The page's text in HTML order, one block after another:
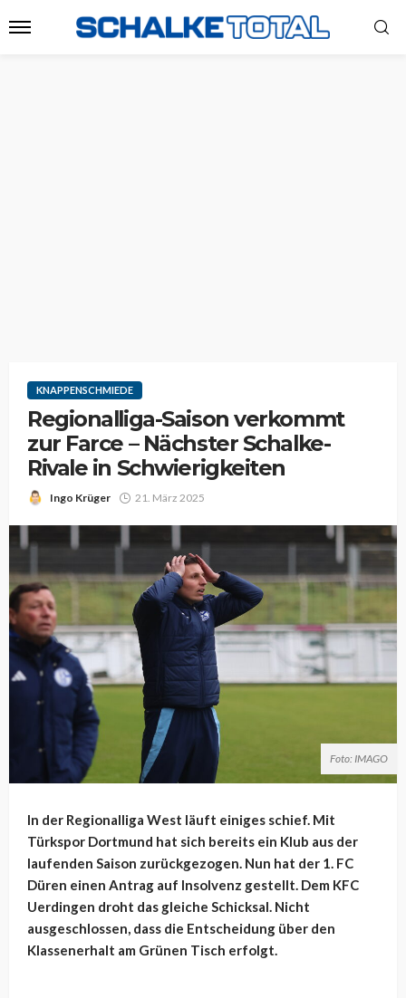
KNAPPENSCHMIEDE
Regionalliga-Saison verkommt
zur Farce – Nächster Schalke-
Rivale in Schwierigkeiten
Ingo Krüger 21. März 2025
Foto: IMAGO
In der Regionalliga West läuft einiges schief. Mit
Türkspor Dortmund hat sich bereits ein Klub aus der
laufenden Saison zurückgezogen. Nun hat der 1. FC
Düren einen Antrag auf Insolvenz gestellt. Dem KFC
Uerdingen droht das gleiche Schicksal. Nicht
ausgeschlossen, dass die Entscheidung über den
Klassenerhalt am Grünen Tisch erfolgt.